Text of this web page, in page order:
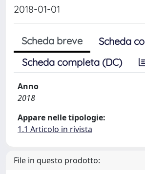
2018-01-01
Scheda breve
Scheda
Scheda completa (DC)
Anno
2018
Appare nelle tipologie:
1.1 Articolo in rivista
File in questo prodotto: